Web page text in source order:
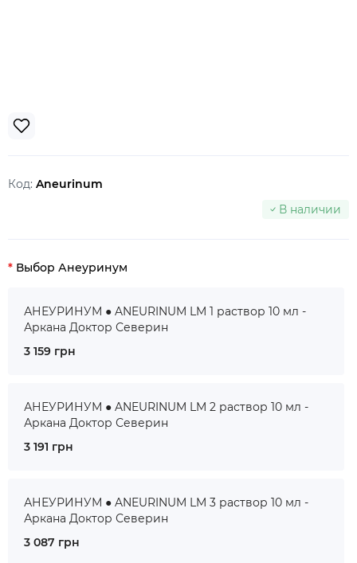
Код: Aneurinum
В наличии
Выбор Анеуринум
АНЕУРИНУМ ● ANEURINUM LM 1 раствор 10 мл -
Аркана Доктор Северин
3 159 грн
АНЕУРИНУМ ● ANEURINUM LM 2 раствор 10 мл -
Аркана Доктор Северин
3 191 грн
АНЕУРИНУМ ● ANEURINUM LM 3 раствор 10 мл -
Аркана Доктор Северин
3 087 грн